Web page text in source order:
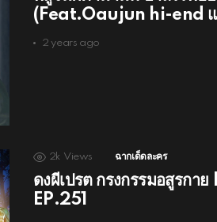
(Feat.Oaujun hi-end แ
2 years ago
2k Views ฉากเด็ดละคร
ดงผีเปรต กรงกรรมอสูรกา
EP.251